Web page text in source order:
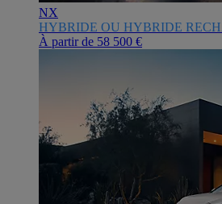
NX
HYBRIDE OU HYBRIDE
À partir de 58 500 €